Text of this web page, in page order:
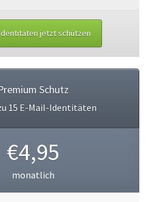
jetzt schützen
Schutz
15 E-Mail-Identitäten
€4,95
monatlich